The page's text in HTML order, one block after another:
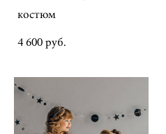
костюм
4 600 pуб.